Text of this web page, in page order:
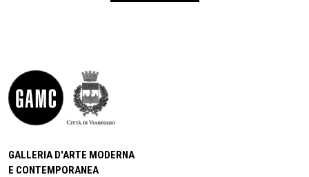
GALLERIA D'ARTE MODERNA
E CONTEMPORANEA